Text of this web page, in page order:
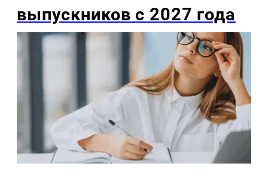
выпускников с 2027 года